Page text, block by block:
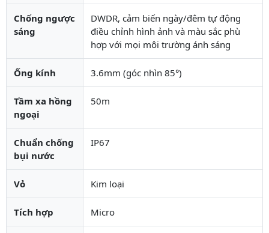
Chống ngược
sáng
DWDR, cảm biến ngày/đêm tự động
điều chỉnh hình ảnh và màu sắc phù
hợp với mọi môi trường ánh sáng
Ống kính 3.6mm (góc nhìn 85°)
Tầm xa hồng
ngoại
50m
Chuẩn chống
bụi nước
IP67
Vỏ Kim loại
Tích hợp Micro